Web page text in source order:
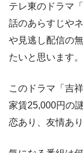
テレ東のドラマ
話のあらすじや
や見逃し配信の
たいと思います。
このドラマ「吉
家賃25,000円の
恋あり、友情あ